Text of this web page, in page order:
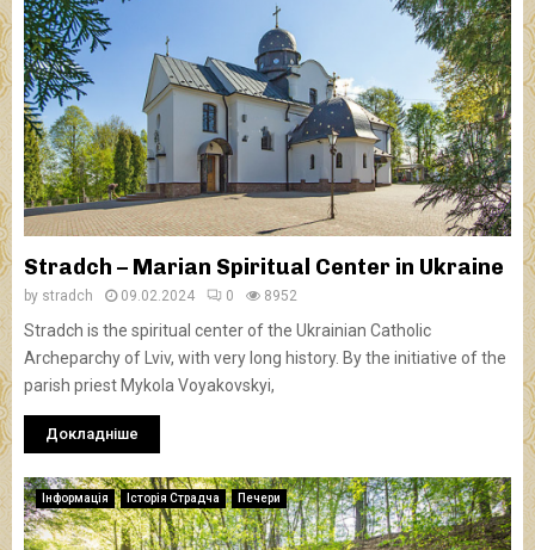
Stradch – Marian Spiritual Center in Ukraine
by stradch 09.02.2024 0 8952
Stradch is the spiritual center of the Ukrainian Catholic
Archeparchy of Lviv, with very long history. By the initiative of the
parish priest Mykola Voyakovskyi,
Докладніше
Інформація Історія Страдча Печери